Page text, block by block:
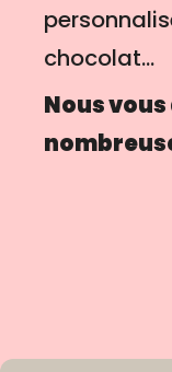
chocolat...
Nous